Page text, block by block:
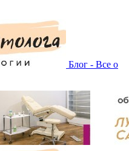
Блог - Все о